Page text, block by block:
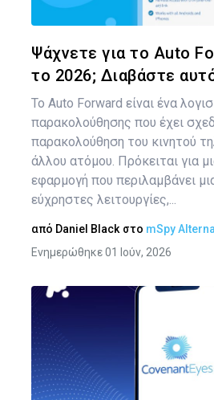
Ψάχνετε για το Auto
το 2026; Διαβάστε
Το Auto Forward είναι ένα
παρακολούθησης που έχει
παρακολούθηση του κινητού
άλλου ατόμου. Πρόκειται για
εφαρμογή που περιλαμβάνει
εύχρηστες λειτουργίες,...
από Daniel Black στο mSpy
Ενημερώθηκε 01 Ιούν, 2026